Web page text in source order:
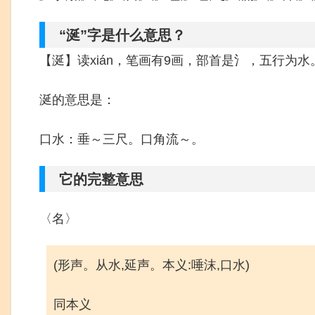
“涎”字是什么意思？
【涎】读xián，笔画有9画，部首是氵，五行为水
涎的意思是：
口水：垂～三尺。口角流～。
它的完整意思
〈名〉
(形声。从水,延声。本义:唾沫,口水)
同本义